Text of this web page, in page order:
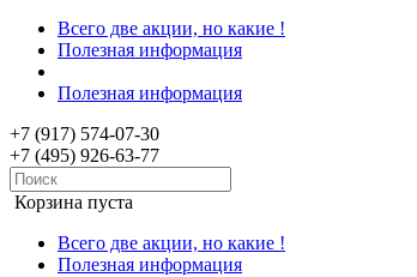
Всего две акции, но какие !
Полезная информация
Полезная информация
+7 (917) 574-07-30
+7 (495) 926-63-77
Корзина пуста
Всего две акции, но какие !
Полезная информация